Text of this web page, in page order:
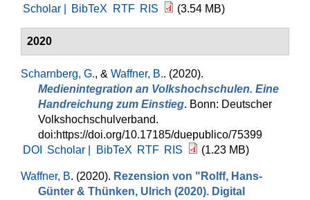
Scholar |
BibTeX RTF RIS (3.54 MB)
2020
Scharnberg, G., & Waffner, B.. (2020).
Medienintegration an Volkshochschulen. Eine
Handreichung zum Einstieg. Bonn: Deutscher
Volkshochschulverband.
doi:https://doi.org/10.17185/duepublico/75399
DOI
Scholar | BibTeX RTF RIS (1.23 MB)
Waffner, B. (2020). Rezension von "Rolff, Hans-
Günter & Thünken, Ulrich (2020). Digital